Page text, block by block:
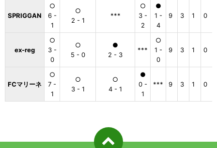
SPRIGGAN
○
6 -
1
○
2 - 1
***
○
3 -
2
●
1 -
4
9 3 1 0
ex-reg
○
3 -
0
○
5 - 0
●
2 - 3
***
○
1 -
0
9 3 1 0
FCマリーネ
○
7 -
1
○
3 - 1
○
4 - 1
●
0 -
1
*** 9 3 1 0